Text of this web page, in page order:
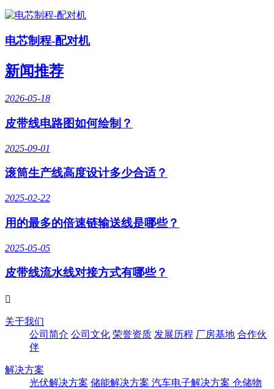
电芯制程-配对机
新闻推荐
2026-05-18
皮带线电路图如何绘制？
2025-09-01
滚筒生产线高度设计多少合适？
2025-02-22
用的最多的倍速链输送线是哪些？
2025-05-05
皮带线流水线对接方式有哪些？

关于我们
公司简介 公司文化 荣誉资质 发展历程 厂房基地 合作伙
伴
解决方案
光伏解决方案 储能解决方案 汽车电子解决方案 仓储物